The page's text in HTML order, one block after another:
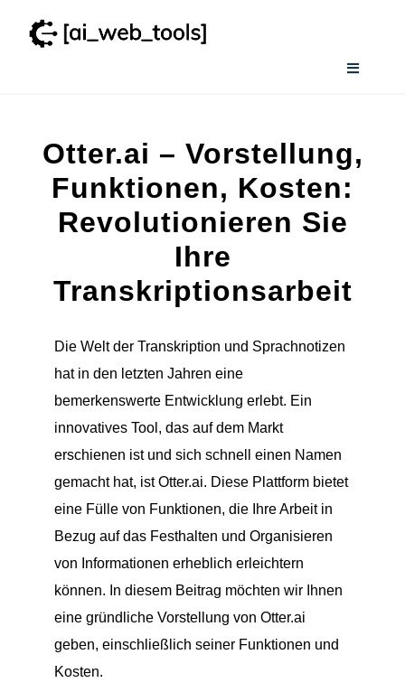
Inhalt
Toggle
Wissenswertes
Smart AI Tool Selector
Verzeichnis
Otter.ai – Vorstellung,
Funktionen, Kosten:
Revolutionieren Sie
Ihre
Transkriptionsarbeit
Die Welt der Transkription und Sprachnotizen
hat in den letzten Jahren eine
bemerkenswerte Entwicklung erlebt. Ein
innovatives Tool, das auf dem Markt
erschienen ist und sich schnell einen Namen
gemacht hat, ist Otter.ai. Diese Plattform bietet
eine Fülle von Funktionen, die Ihre Arbeit in
Bezug auf das Festhalten und Organisieren
von Informationen erheblich erleichtern
können. In diesem Beitrag möchten wir Ihnen
eine gründliche Vorstellung von Otter.ai
geben, einschließlich seiner Funktionen und
Kosten.